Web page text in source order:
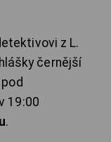
z L.
černější
19:00
.